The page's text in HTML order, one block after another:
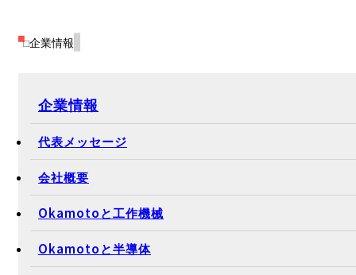
企業情報
企業情報
代表メッセージ
会社概要
Okamotoと工作機械
Okamotoと半導体